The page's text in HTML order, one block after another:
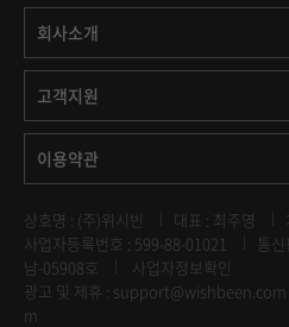
회사소개
고객지원
이용약관
상호명 : (주)위시빈 대표 : 최주영
사업자등록번호 : 599-88-01021
통
남-05908호
사업자정보확인
광고 및 제휴 : support@wishbeen.com
m